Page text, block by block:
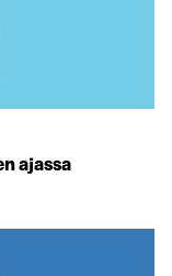
ajassa